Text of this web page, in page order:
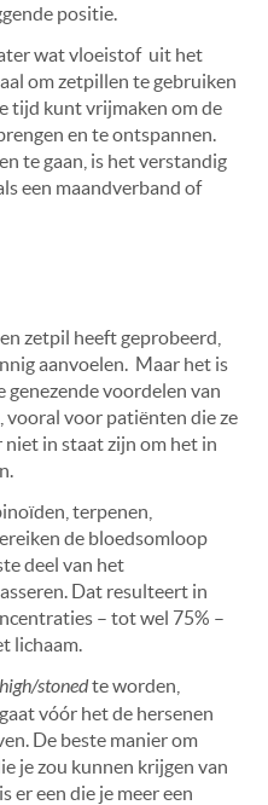
positie.
wat vloeistof uit het
om zetpillen te gebruiken
tijd kunt vrijmaken om de
en te ontspannen.
te gaan, is het verstandig
een maandverband of
zetpil heeft geprobeerd,
aanvoelen. Maar het is
genezende voordelen van
voor patiënten die ze
in staat zijn om het in
terpenen,
de bloedsomloop
deel van het
Dat resulteert in
– tot wel 75% –
lichaam.
high/stonedte worden,
vóór het de hersenen
De beste manier om
je zou kunnen krijgen van
er een die je meer een